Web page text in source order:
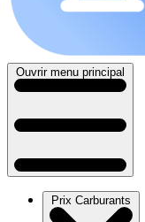
Ouvrir menu principal
Prix Carburants